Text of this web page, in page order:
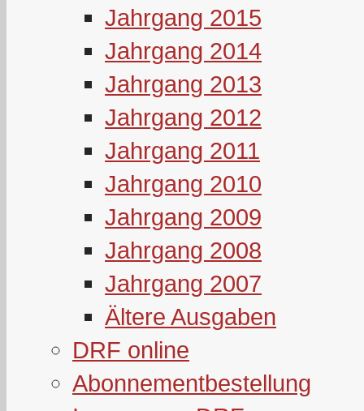
Jahrgang 2015
Jahrgang 2014
Jahrgang 2013
Jahrgang 2012
Jahrgang 2011
Jahrgang 2010
Jahrgang 2009
Jahrgang 2008
Jahrgang 2007
Ältere Ausgaben
DRF online
Abonnementbestellung